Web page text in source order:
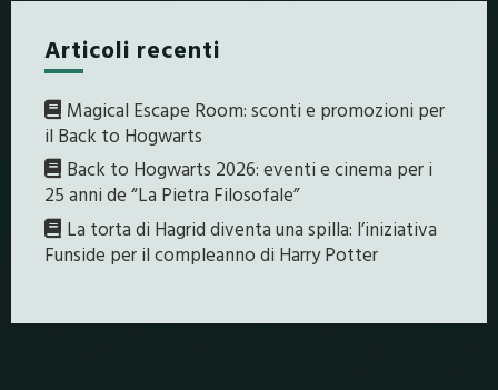
Articoli recenti
Magical Escape Room: sconti e promozioni per
il Back to Hogwarts
Back to Hogwarts 2026: eventi e cinema per i
25 anni de “La Pietra Filosofale”
La torta di Hagrid diventa una spilla: l’iniziativa
Funside per il compleanno di Harry Potter